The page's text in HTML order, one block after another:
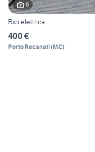
6
Bici elettrica
400 €
Porto Recanati(MC)